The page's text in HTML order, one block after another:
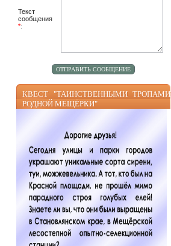
Текст
сообщения
*:
КВЕСТ "ТАИНСТВЕННЫМИ ТРОПАМИ
РОДНОЙ МЕЩЁРКИ"